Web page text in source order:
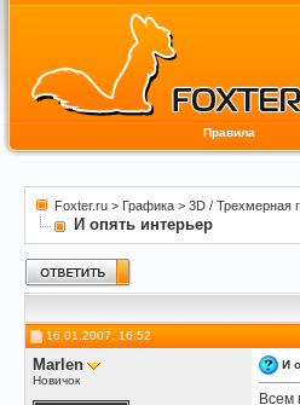
Правила
Foxter.ru > Графика > 3D / Трехмерная
И опять интерьер
16.01.2007, 16:52
Marlen
Новичок
И
Всем